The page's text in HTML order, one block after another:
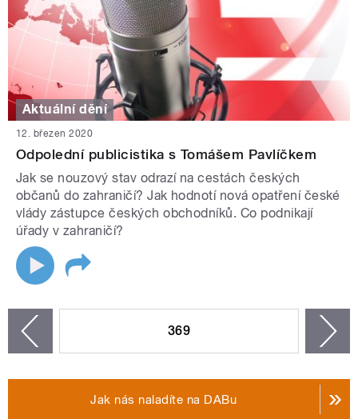
Aktuální dění
12. březen 2020
Odpolední publicistika s Tomášem Pavlíčkem
Jak se nouzový stav odrazí na cestách českých
občanů do zahraničí? Jak hodnotí nová opatření české
vlády zástupce českých obchodníků. Co podnikají
úřady v zahraničí?
369
Jak nás naladíte na DABu